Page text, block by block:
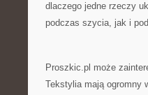
dlaczego jedne rzeczy
podczas szycia, jak i
Proszkic.pl może
Tekstylia mają ogromny